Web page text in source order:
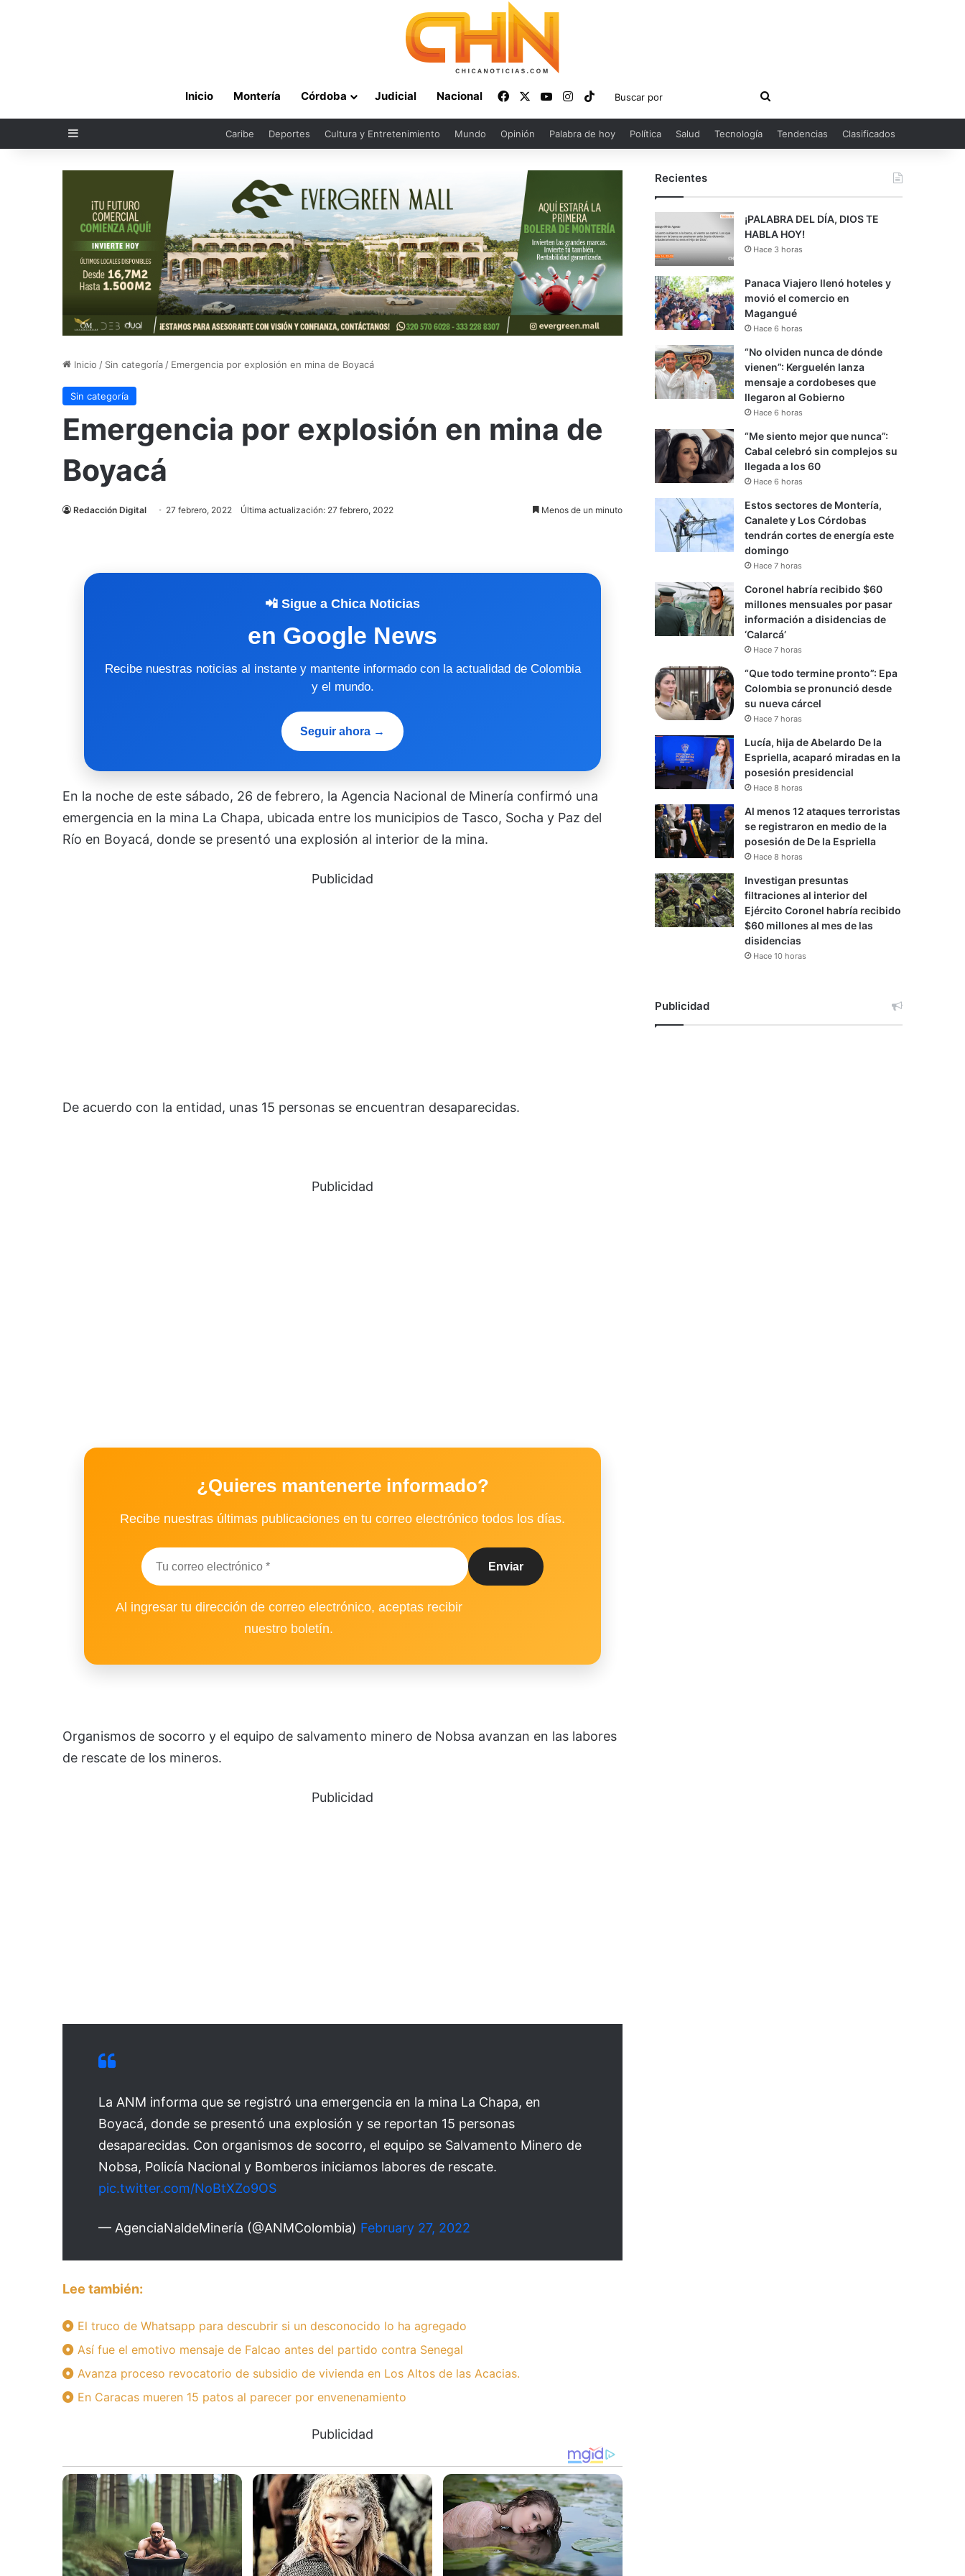
Inicio Montería Córdoba Judicial Nacional FacebookYouTubeInstagram
TikTok
Buscar
por
Sidebar Caribe Deportes Cultura y Entretenimiento Mundo Opinión Palabra de hoy Política Salud Tecnología Tendencias Clasificados
Inicio / Sin categoría / Emergencia por explosión en mina de Boyacá
Sin categoría
Emergencia por explosión en mina de
Boyacá
Redacción Digital 27 febrero, 2022 Última actualización: 27 febrero, 2022 Menos de un minuto
📲 Sigue a Chica Noticias
en Google News
Recibe nuestras noticias al instante y mantente informado con la actualidad de Colombia
y el mundo.
Seguir ahora →
En la noche de este sábado, 26 de febrero, la Agencia Nacional de Minería confirmó una
emergencia en la mina La Chapa, ubicada entre los municipios de Tasco, Socha y Paz del
Río en Boyacá, donde se presentó una explosión al interior de la mina.
Publicidad
De acuerdo con la entidad, unas 15 personas se encuentran desaparecidas.
Publicidad
¿Quieres mantenerte informado?
Recibe nuestras últimas publicaciones en tu correo electrónico todos los días.
Al ingresar tu dirección de correo electrónico, aceptas recibir
nuestro boletín.
Organismos de socorro y el equipo de salvamento minero de Nobsa avanzan en las labores
de rescate de los mineros.
Publicidad
La ANM informa que se registró una emergencia en la mina La Chapa, en
Boyacá, donde se presentó una explosión y se reportan 15 personas
desaparecidas. Con organismos de socorro, el equipo se Salvamento Minero de
Nobsa, Policía Nacional y Bomberos iniciamos labores de rescate.
pic.twitter.com/NoBtXZo9OS
— AgenciaNaldeMinería (@ANMColombia) February 27, 2022
Lee también:
El truco de Whatsapp para descubrir si un desconocido lo ha agregado
Así fue el emotivo mensaje de Falcao antes del partido contra Senegal
Avanza proceso revocatorio de subsidio de vivienda en Los Altos de las Acacias.
En Caracas mueren 15 patos al parecer por envenenamiento
Publicidad
Recientes
¡PALABRA DEL DÍA, DIOS TE
HABLA HOY!
Hace 3 horas
Panaca Viajero llenó hoteles y
movió el comercio en
Magangué
Hace 6 horas
“No olviden nunca de dónde
vienen”: Kerguelén lanza
mensaje a cordobeses que
llegaron al Gobierno
Hace 6 horas
“Me siento mejor que nunca”:
Cabal celebró sin complejos su
llegada a los 60
Hace 6 horas
Estos sectores de Montería,
Canalete y Los Córdobas
tendrán cortes de energía este
domingo
Hace 7 horas
Coronel habría recibido $60
millones mensuales por pasar
información a disidencias de
‘Calarcá’
Hace 7 horas
“Que todo termine pronto”: Epa
Colombia se pronunció desde
su nueva cárcel
Hace 7 horas
Lucía, hija de Abelardo De la
Espriella, acaparó miradas en la
posesión presidencial
Hace 8 horas
Al menos 12 ataques terroristas
se registraron en medio de la
posesión de De la Espriella
Hace 8 horas
Investigan presuntas
filtraciones al interior del
Ejército Coronel habría recibido
$60 millones al mes de las
disidencias
Hace 10 horas
Publicidad